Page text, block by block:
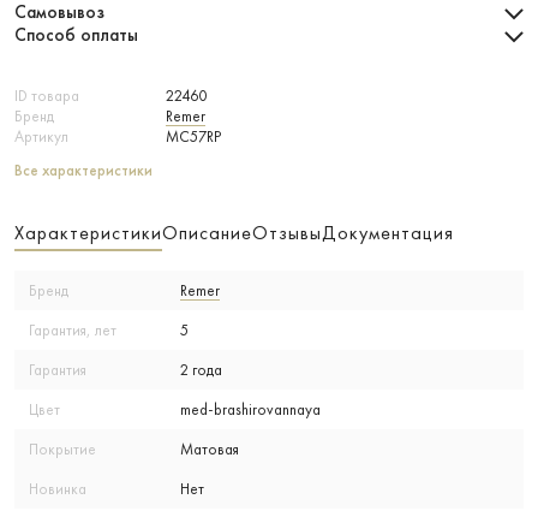
ID товара
22460
Бренд
Remer
Артикул
MC57RP
Все характеристики
Самовывоз
Способ оплаты
ХарактеристикиОписаниеОтзывыДокументация
Бренд Remer
Гарантия, лет 5
Гарантия 2 года
Цвет med-brashirovannaya
Покрытие Матовая
Новинка Нет